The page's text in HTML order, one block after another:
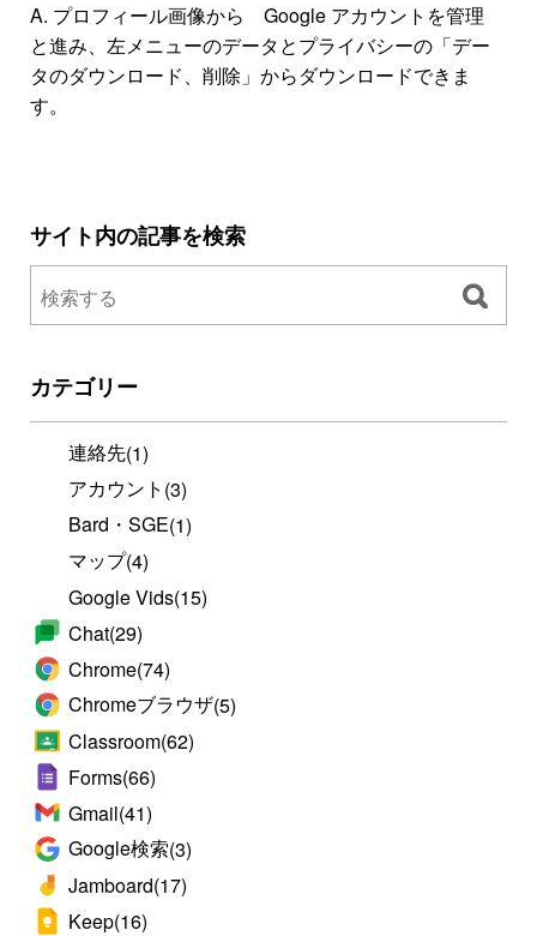
A. プロフィール画像から Google アカウントを管理
と進み、左メニューのデータとプライバシーの「デー
タのダウンロード、削除」からダウンロードできま
す。
サイト内の記事を検索
カテゴリー
連絡先(1)
アカウント (3)
Bard・SGE(1)
マップ(4)
Google Vids(15)
Chat(29)
Chrome(74)
Chromeブラウザ(5)
Classroom(62)
Forms(66)
Gmail(41)
Google検索(3)
Jamboard(17)
Keep(16)